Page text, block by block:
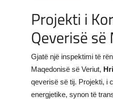
Projekti i
Qeverisë
Gjatë një inspektimi të
Maqedonisë së Veriut,
qeverisë së tij. Projekti, i
energjetike, synon të